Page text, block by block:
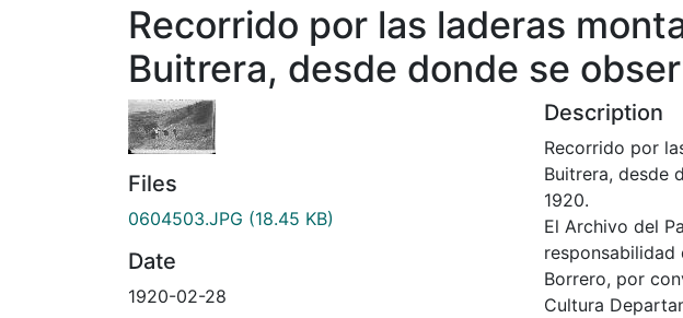
Recorrido por las laderas
Buitrera, desde donde se
Files
0604503.JPG (18.45 KB)
Date
1920-02-28
Description
Recorrido por
Buitrera, desde
1920.
El Archivo del
responsabilidad
Borrero, por
Cultura